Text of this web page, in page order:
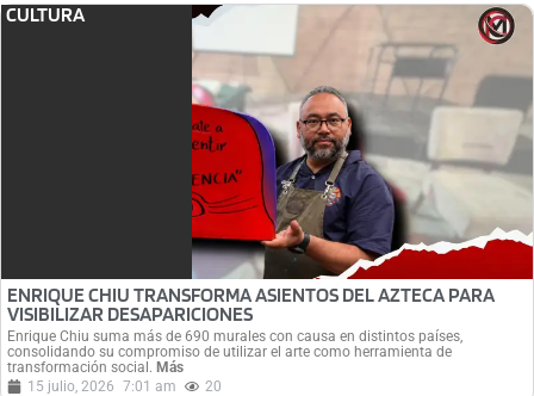
CULTURA
ENRIQUE CHIU TRANSFORMA ASIENTOS DEL AZTECA PARA
VISIBILIZAR DESAPARICIONES
Enrique Chiu suma más de 690 murales con causa en distintos países,
consolidando su compromiso de utilizar el arte como herramienta de
transformación social. Más
15 julio, 2026 7:01 am 20